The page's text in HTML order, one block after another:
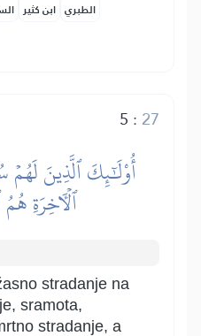
ابن كثير الطبري
5 : 27
أُوْلَٰٓئِكَ ٱلَّذِينَ لَهُمۡ
ٱلۡأٓخِرَةِ
stradanje na
sramota,
stradanje, a